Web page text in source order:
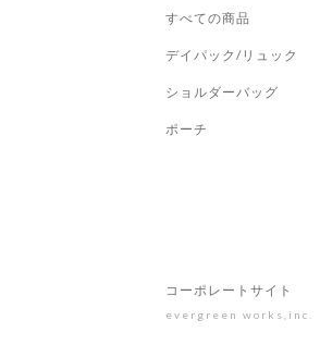
すべての商品
デイパック/リュック
ショルダーバッグ
ポーチ
コーポレートサイト
evergreen works,inc.